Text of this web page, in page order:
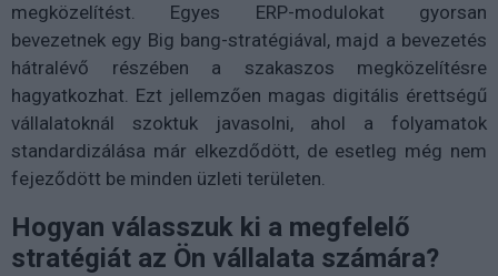
megközelítést. Egyes ERP-modulokat gyorsan
bevezetnek egy Big bang-stratégiával, majd a bevezetés
hátralévő részében a szakaszos megközelítésre
hagyatkozhat. Ezt jellemzően magas digitális érettségű
vállalatoknál szoktuk javasolni, ahol a folyamatok
standardizálása már elkezdődött, de esetleg még nem
fejeződött be minden üzleti területen.
Hogyan válasszuk ki a megfelelő
stratégiát az Ön vállalata számára?